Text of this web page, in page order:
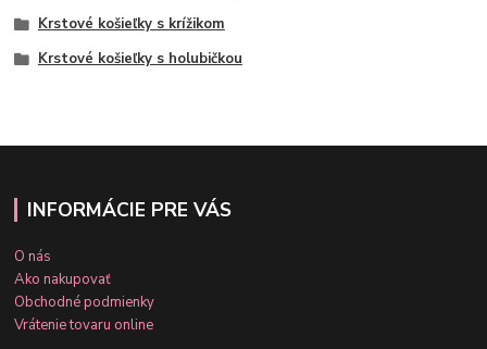
Krstové košieľky s krížikom
Krstové košieľky s holubičkou
INFORMÁCIE PRE VÁS
O nás
Ako nakupovať
Obchodné podmienky
Vrátenie tovaru online